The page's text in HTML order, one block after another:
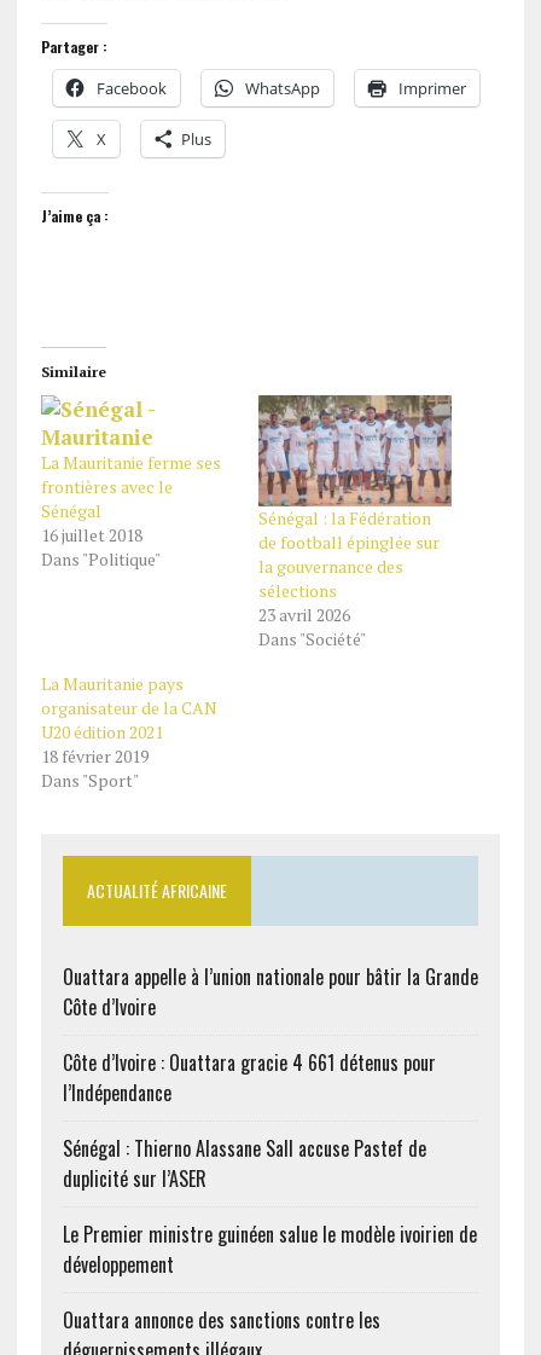
Partager :
Facebook WhatsApp Imprimer
X Plus
J’aime ça :
Similaire
La Mauritanie ferme ses
frontières avec le
Sénégal
16 juillet 2018
Dans "Politique"
Sénégal : la Fédération
de football épinglée sur
la gouvernance des
sélections
23 avril 2026
Dans "Société"
La Mauritanie pays
organisateur de la CAN
U20 édition 2021
18 février 2019
Dans "Sport"
ACTUALITÉ AFRICAINE
Ouattara appelle à l’union nationale pour bâtir la Grande
Côte d’Ivoire
Côte d’Ivoire : Ouattara gracie 4 661 détenus pour
l’Indépendance
Sénégal : Thierno Alassane Sall accuse Pastef de
duplicité sur l’ASER
Le Premier ministre guinéen salue le modèle ivoirien de
développement
Ouattara annonce des sanctions contre les